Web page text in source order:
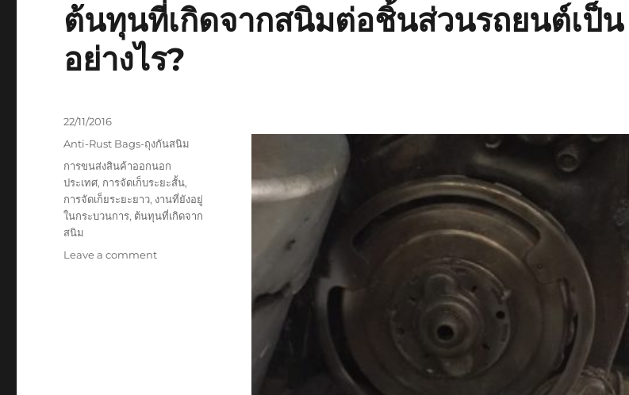
ต้นทุนที่เกิดจากสนิมต่อชิ้นส่วนรถยนต์เป็น
อย่างไร?
Posted
22/11/2016
Categories
Anti-Rust Bags-ถุงกันสนิม
Tags
การขนส่งสินค้าออกนอก
ประเทศ, การจัดเก็บระยะสั้น,
การจัดเก็ยระยะยาว, งานที่ยังอยู่
ในกระบวนการ, ต้นทุนที่เกิดจาก
สนิม
Leave a commenton